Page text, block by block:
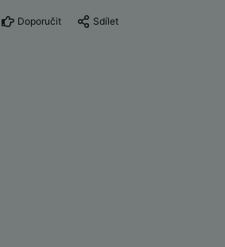
Doporučit Sdílet